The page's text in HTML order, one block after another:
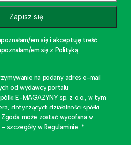
Zapisz się
em się i akceptuję treść
em się z Polityką
na podany adres e-mail
od wydawcy portalu
E-MAGAZYNY sp. z o.o., w tym
dotyczących działalności spółki
może zostać wycofana w
szczegóły w Regulaminie. *